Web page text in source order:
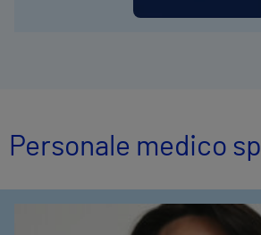
Personale medico